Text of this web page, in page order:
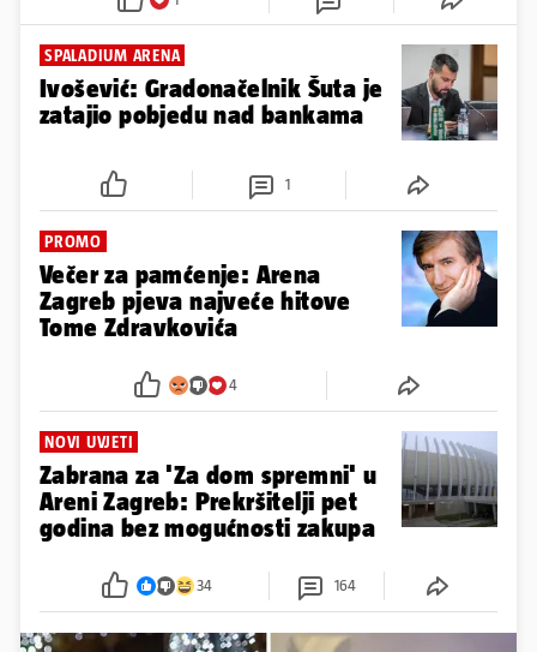
SPALADIUM ARENA
Ivošević: Gradonačelnik Šuta je
zatajio pobjedu nad bankama
1
PROMO
Večer za pamćenje: Arena
Zagreb pjeva najveće hitove
Tome Zdravkovića
4
NOVI UVJETI
Zabrana za 'Za dom spremni' u
Areni Zagreb: Prekršitelji pet
godina bez mogućnosti zakupa
34 164